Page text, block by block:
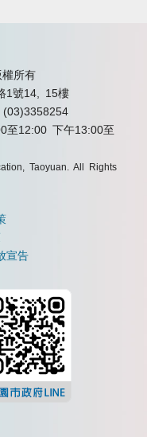
所有
1號14, 15樓
(03)3358254
至12:00 下午13:00至
Taoyuan. All Rights
宣告